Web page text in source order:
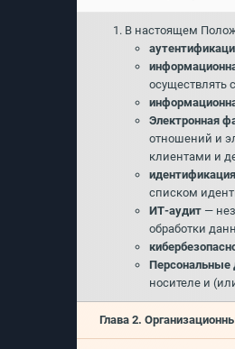
1. В настоящем
осуществлять
Электронная
отношений и
клиентами и
идентификация
списком
ИТ-аудит —
обработки
Персональные
носителе и
Глава 2.